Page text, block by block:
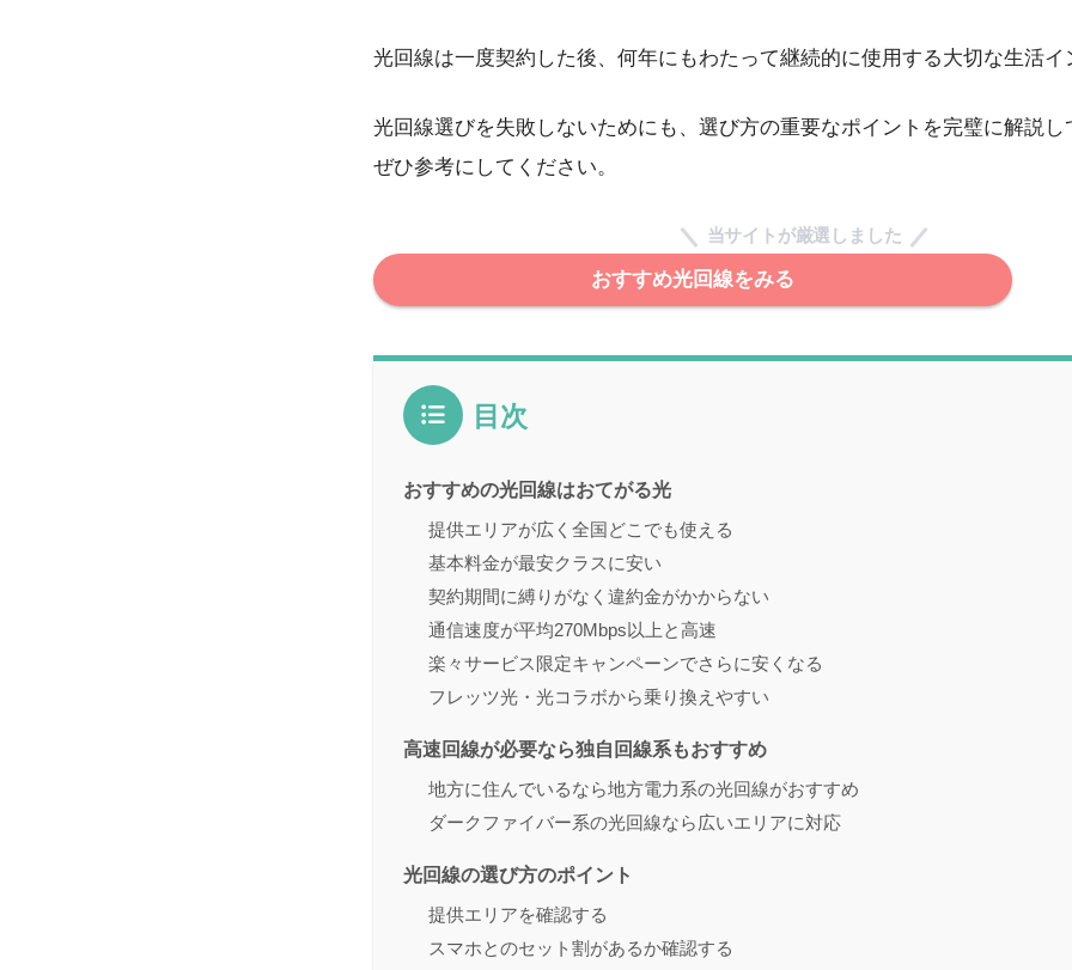
光回線は一度契約した後、何年にもわたって継続的に使用する大切な生活イ
光回線選びを失敗しないためにも、選び方の重要なポイントを完璧に解説し
ぜひ参考にしてください。
当サイトが厳選しました
おすすめ光回線をみる
目次
おすすめの光回線はおてがる光
提供エリアが広く全国どこでも使える
基本料金が最安クラスに安い
契約期間に縛りがなく違約金がかからない
通信速度が平均270Mbps以上と高速
楽々サービス限定キャンペーンでさらに安くなる
フレッツ光・光コラボから乗り換えやすい
高速回線が必要なら独自回線系もおすすめ
地方に住んでいるなら地方電力系の光回線がおすすめ
ダークファイバー系の光回線なら広いエリアに対応
光回線の選び方のポイント
提供エリアを確認する
スマホとのセット割があるか確認する